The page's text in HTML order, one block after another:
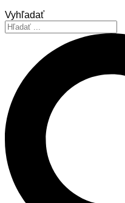
Vyhľadať